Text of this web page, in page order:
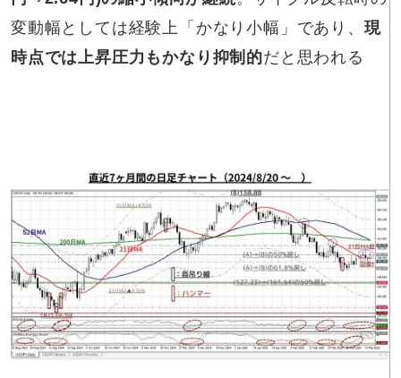
変動幅としては経験上「かなり小幅」であり、 現
時点では上昇圧力もかなり抑制的だと思われる